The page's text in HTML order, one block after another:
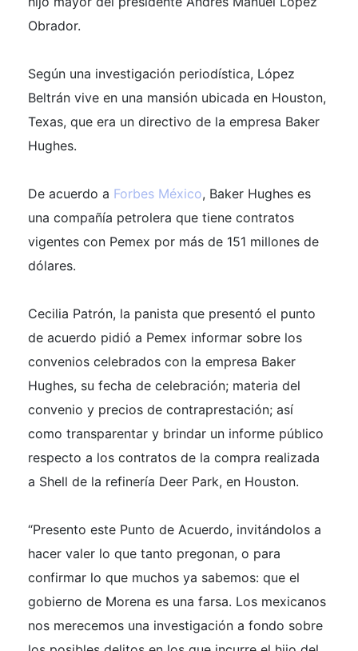
Obrador.
Según una investigación periodística, López
Beltrán vive en una mansión ubicada en Houston,
Texas, que era un directivo de la empresa Baker
Hughes.
De acuerdo a Forbes México, Baker Hughes es
una compañía petrolera que tiene contratos
vigentes con Pemex por más de 151 millones de
dólares.
Cecilia Patrón, la panista que presentó el punto
de acuerdo pidió a Pemex informar sobre los
convenios celebrados con la empresa Baker
Hughes, su fecha de celebración; materia del
convenio y precios de contraprestación; así
como transparentar y brindar un informe público
respecto a los contratos de la compra realizada
a Shell de la refinería Deer Park, en Houston.
“Presento este Punto de Acuerdo, invitándolos a
hacer valer lo que tanto pregonan, o para
confirmar lo que muchos ya sabemos: que el
gobierno de Morena es una farsa. Los mexicanos
nos merecemos una investigación a fondo sobre